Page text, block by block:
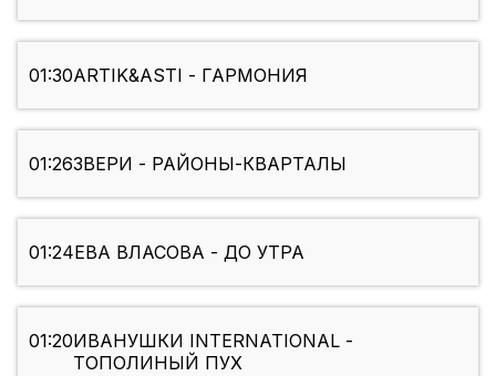
01:30ARTIK&ASTI - ГАРМОНИЯ
01:26ЗВЕРИ - РАЙОНЫ-КВАРТАЛЫ
01:24ЕВА ВЛАСОВА - ДО УТРА
01:20ИВАНУШКИ INTERNATIONAL -
ТОПОЛИНЫЙ ПУХ